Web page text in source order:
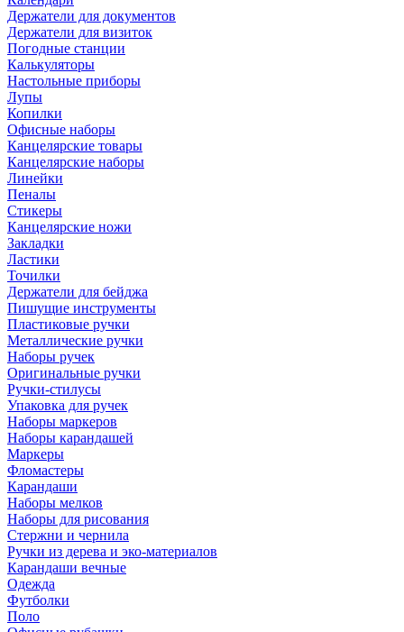
Держатели для документов
Держатели для визиток
Погодные станции
Калькуляторы
Настольные приборы
Лупы
Копилки
Офисные наборы
Канцелярские товары
Канцелярские наборы
Линейки
Пеналы
Стикеры
Канцелярские ножи
Закладки
Ластики
Точилки
Держатели для бейджа
Пишущие инструменты
Пластиковые ручки
Металлические ручки
Наборы ручек
Оригинальные ручки
Ручки-стилусы
Упаковка для ручек
Наборы маркеров
Наборы карандашей
Маркеры
Фломастеры
Карандаши
Наборы мелков
Наборы для рисования
Стержни и чернила
Ручки из дерева и эко-материалов
Карандаши вечные
Одежда
Футболки
Поло